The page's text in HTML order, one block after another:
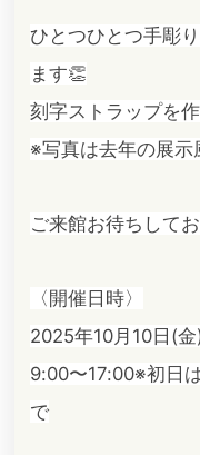
ひとつひとつ手彫
ます👏
刻字ストラップを
※写真は去年の展示
ご来館お待ちして
〈開催日時〉
2025年10月10日(
9:00〜17:00※初日
で